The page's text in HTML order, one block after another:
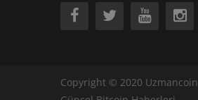
Copyright © 2020 Uzmancoin